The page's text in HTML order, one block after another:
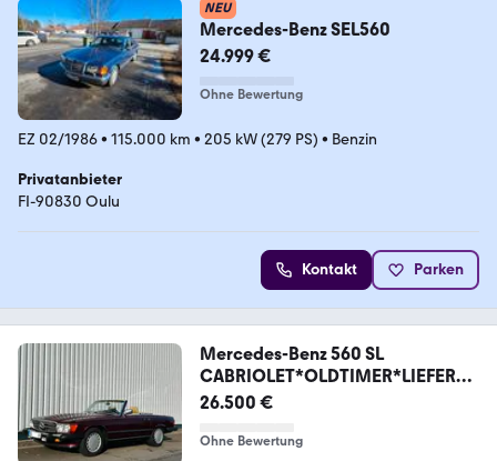
NEU
Mercedes-Benz SEL560
24.999 €
Ohne Bewertung
EZ 02/1986• 115.000 km • 205 kW (279 PS) • Benzin
Privatanbieter
FI-90830 Oulu
Kontakt Parken
Mercedes-Benz 560 SL
CABRIOLET*OLDTIMER*LIEFERU
NG MGL*
26.500 €
Ohne Bewertung